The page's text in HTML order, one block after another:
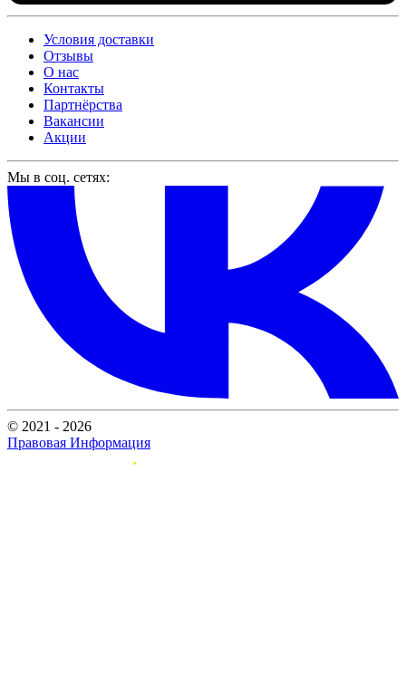
Условия доставки
Отзывы
О нас
Контакты
Партнёрства
Вакансии
Акции
Мы в соц. сетях:
© 2021 - 2026
Правовая Информация